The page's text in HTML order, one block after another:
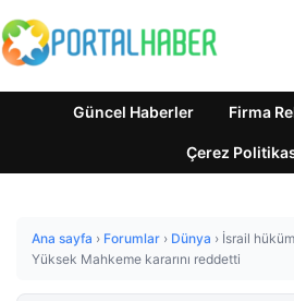
Güncel Haberler Firma
Çerez
Ana sayfa › Forumlar › Dünya › İsrail
Yüksek Mahkeme kararını reddetti